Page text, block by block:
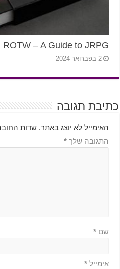
ROTW – A Guide to JRPG
2 בפברואר 2024
כתיבת תגובה
האימייל לא יוצג באתר. שדות
התגובה שלך *
שם *
אימייל *